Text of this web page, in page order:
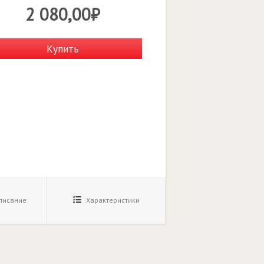
2 080,00₽
Купить
Характеристики